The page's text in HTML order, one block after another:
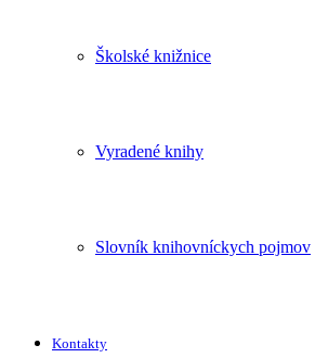
Školské knižnice
Vyradené knihy
Slovník knihovníckych pojmov
Kontakty